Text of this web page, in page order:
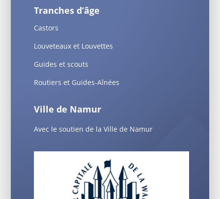
Tranches d’âge
Castors
Louveteaux et Louvettes
Guides et scouts
Routiers et Guides-Aînées
Ville de Namur
Avec le soutien de la Ville de Namur